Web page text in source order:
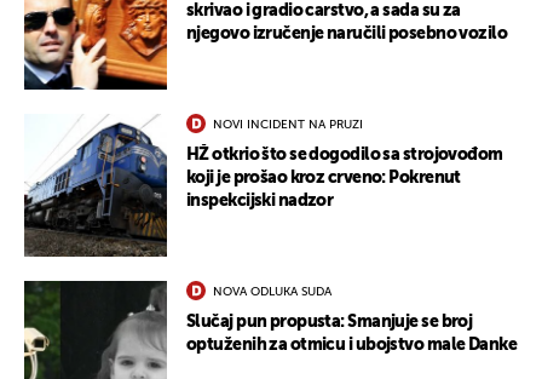
skrivao i gradio carstvo, a sada su za
njegovo izručenje naručili posebno vozilo
NOVI INCIDENT NA PRUZI
HŽ otkrio što se dogodilo sa strojovođom
koji je prošao kroz crveno: Pokrenut
inspekcijski nadzor
NOVA ODLUKA SUDA
Slučaj pun propusta: Smanjuje se broj
optuženih za otmicu i ubojstvo male Danke